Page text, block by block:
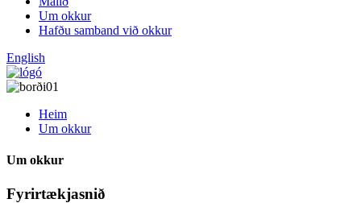
Um okkur
Hafðu samband við okkur
English
Heim
Um okkur
Um okkur
Fyrirtækjasnið